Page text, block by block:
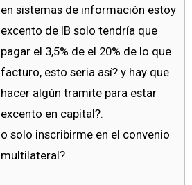
en sistemas de información estoy
excento de IB solo tendría que
pagar el 3,5% de el 20% de lo que
facturo, esto seria así? y hay que
hacer algún tramite para estar
excento en capital?.
o solo inscribirme en el convenio
multilateral?